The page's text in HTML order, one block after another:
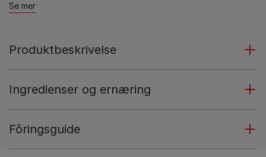
Se mer
Produktbeskrivelse
Ingredienser og ernæring
Fôringsguide